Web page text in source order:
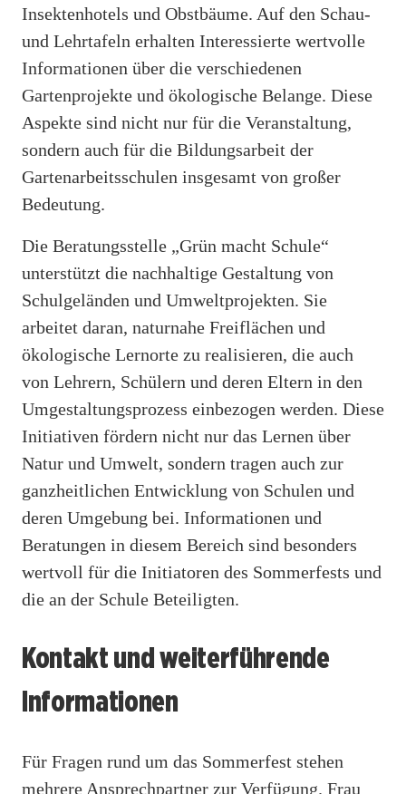
Insektenhotels und Obstbäume. Auf den Schau-
und Lehrtafeln erhalten Interessierte wertvolle
Informationen über die verschiedenen
Gartenprojekte und ökologische Belange. Diese
Aspekte sind nicht nur für die Veranstaltung,
sondern auch für die Bildungsarbeit der
Gartenarbeitsschulen insgesamt von großer
Bedeutung.
Die Beratungsstelle „Grün macht Schule“
unterstützt die nachhaltige Gestaltung von
Schulgeländen und Umweltprojekten. Sie
arbeitet daran, naturnahe Freiflächen und
ökologische Lernorte zu realisieren, die auch
von Lehrern, Schülern und deren Eltern in den
Umgestaltungsprozess einbezogen werden. Diese
Initiativen fördern nicht nur das Lernen über
Natur und Umwelt, sondern tragen auch zur
ganzheitlichen Entwicklung von Schulen und
deren Umgebung bei. Informationen und
Beratungen in diesem Bereich sind besonders
wertvoll für die Initiatoren des Sommerfests und
die an der Schule Beteiligten.
Kontakt und weiterführende
Informationen
Für Fragen rund um das Sommerfest stehen
mehrere Ansprechpartner zur Verfügung. Frau